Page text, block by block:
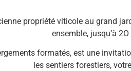
propriété viticole au grand
ensemble, jusqu’à
formatés, est une
les sentiers forestiers,